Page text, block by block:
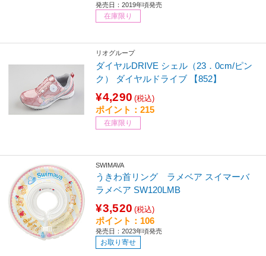
発売日：2019年頃発売
在庫限り
リオグループ
ダイヤルDRIVE シェル（23．0cm/ピン
ク） ダイヤルドライブ 【852】
¥4,290 (税込)
ポイント：215
在庫限り
SWIMAVA
うきわ首リング ラメベア スイマーバ
ラメベア SW120LMB
¥3,520 (税込)
ポイント：106
発売日：2023年頃発売
お取り寄せ